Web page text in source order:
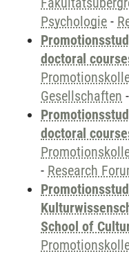
Psychologie -
doctoral
Gesellschaften -
doctoral
- Research
School of